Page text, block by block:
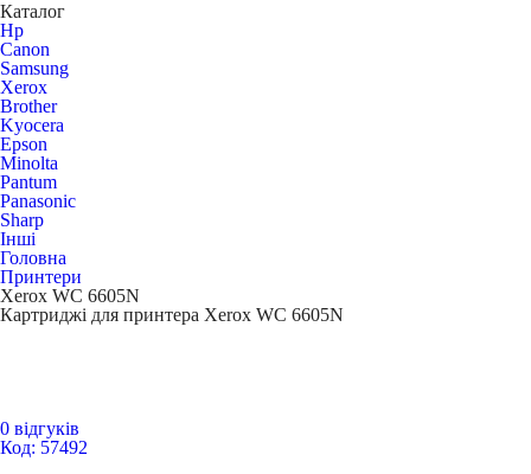
Каталог
Hp
Canon
Samsung
Xerox
Brother
Kyocera
Epson
Minolta
Pantum
Panasonic
Sharp
Інші
Головна
Принтери
Xerox WC 6605N
Картриджі для принтера Xerox WC 6605N
0 відгуків
Код: 57492